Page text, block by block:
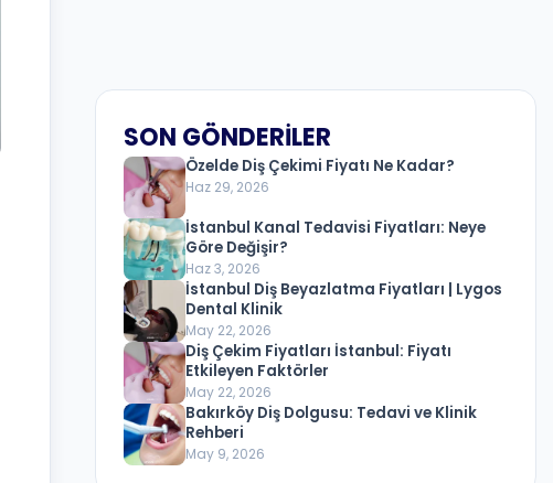
SON GÖNDERILER
Özelde Diş Çekimi Fiyatı Ne Kadar?
Haz 29, 2026
İstanbul Kanal Tedavisi Fiyatları: Neye
Göre Değişir?
Haz 3, 2026
İstanbul Diş Beyazlatma Fiyatları | Lygos
Dental Klinik
May 22, 2026
Diş Çekim Fiyatları İstanbul: Fiyatı
Etkileyen Faktörler
May 22, 2026
Bakırköy Diş Dolgusu: Tedavi ve Klinik
Rehberi
May 9, 2026